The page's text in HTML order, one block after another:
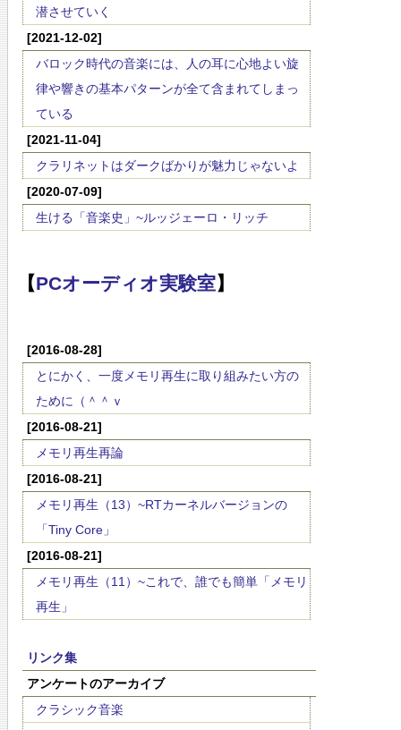
潜させていく
[2021-12-02]
バロック時代の音楽には、人の耳に心地よい旋
律や響きの基本パターンが全て含まれてしまっ
ている
[2021-11-04]
クラリネットはダークばかりが魅力じゃないよ
[2020-07-09]
生ける「音楽史」~ルッジェーロ・リッチ
【PCオーディオ実験室】
[2016-08-28]
とにかく、一度メモリ再生に取り組みたい方の
ために（＾＾ｖ
[2016-08-21]
メモリ再生再論
[2016-08-21]
メモリ再生（13）~RTカーネルバージョンの
「Tiny Core」
[2016-08-21]
メモリ再生（11）~これで、誰でも簡単「メモリ
再生」
リンク集
アンケートのアーカイブ
クラシック音楽